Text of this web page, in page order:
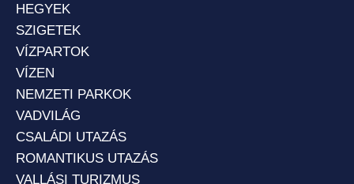
HEGYEK
SZIGETEK
VÍZPARTOK
VÍZEN
NEMZETI PARKOK
VADVILÁG
CSALÁDI UTAZÁS
ROMANTIKUS UTAZÁS
VALLÁSI TURIZMUS